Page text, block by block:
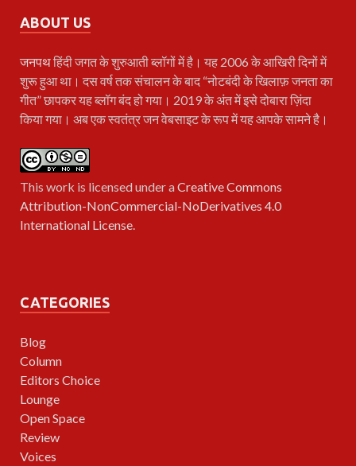
ABOUT US
जनपथहिंदी जगत के शुरुआती ब्लॉगों में है। यह 2006 के आखिरी दिनों में
शुरू हुआ था। दस वर्ष तक संचालन के बाद “नोटबंदी के खिलाफ़ जनता का
गीत” छापकर यह ब्लॉग बंद हो गया। 2019 के अंत में इसे दोबारा ज़िंदा
किया गया। अब एक स्वतंत्र जन वेबसाइट के रूप में यह आपके सामने है।
This work is licensed under aCreative Commons
Attribution-NonCommercial-NoDerivatives 4.0
International License.
CATEGORIES
Blog
Column
Editors Choice
Lounge
Open Space
Review
Voices